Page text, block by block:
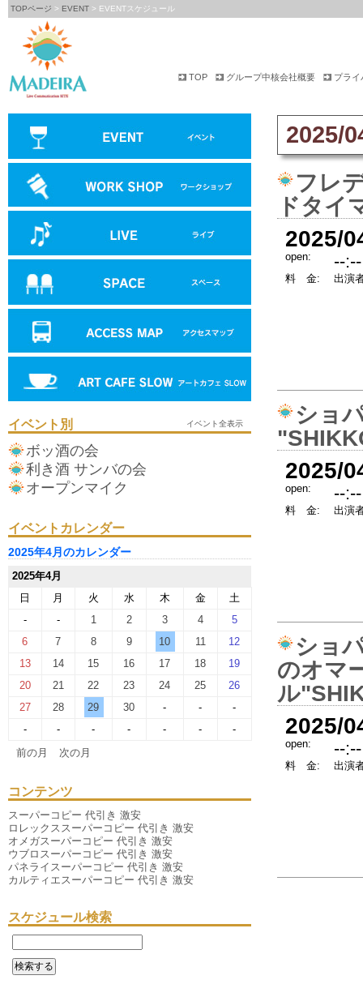
TOPページ > EVENT > EVENTスケジュール
TOP グループ中核会社概要 プライ
イベント別 イベント全表示
ボッ酒の会
利き酒 サンバの会
オープンマイク
イベントカレンダー
2025年4月のカレンダー
2025年4月
日
月 火 水 木 金
土
-
- 1 2 3 4
5
6
7 8 9 10 11
12
13
14 15 16 17 18
19
20
21 22 23 24 25
26
27
28 29 30 - -
-
-
- - - - -
-
前の月
次の月
コンテンツ
スーパーコピー 代引き 激安
ロレックススーパーコピー 代引き 激安
オメガスーパーコピー 代引き 激安
ウブロスーパーコピー 代引き 激安
パネライスーパーコピー 代引き 激安
カルティエスーパーコピー 代引き 激安
スケジュール検索
2025/
フレ
ドタイ
2025/
open: --
料 金: 出演
ショ
2025/
open: --
料 金: 出演
ショ
のオマ
ル
2025/
open: --
料 金: 出演